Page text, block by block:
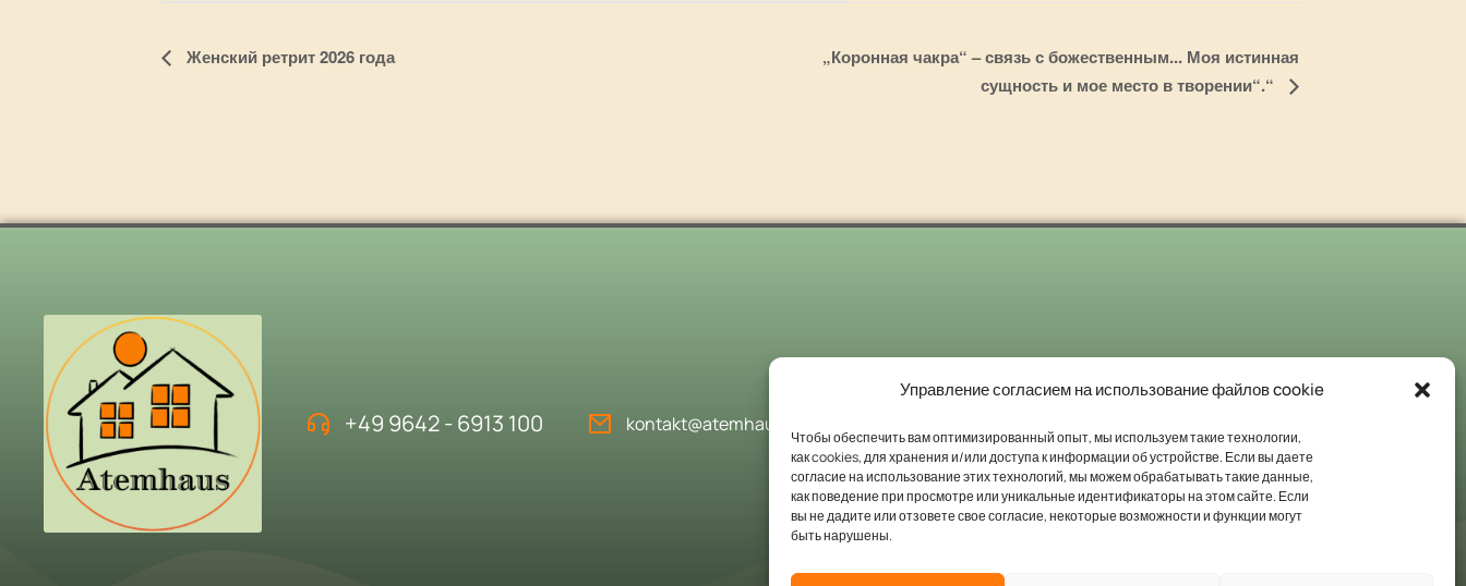
Управление согласием на использование файлов cookie
Чтобы обеспечить вам оптимизированный опыт, мы используем такие технологии,
как cookies, для хранения и/или доступа к информации об устройстве. Если вы даете
согласие на использование этих технологий, мы можем обрабатывать такие данные,
как поведение при просмотре или уникальные идентификаторы на этом сайте. Если
вы не дадите или отзовете свое согласие, некоторые возможности и функции могут
быть нарушены.
Навигация
Женский ретрит 2026 года
„Коронная чакра“ – связь с божественным... Моя истинная
сущность и мое место в творении“.“
+49 9642 - 6913 100 kontakt@atemhaus-hubertushof.de
Запросить здесь